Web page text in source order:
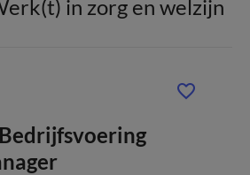
in zorg en welzijn